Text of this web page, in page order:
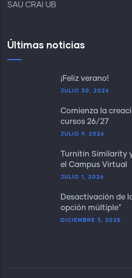
SAU CRAI UB
Últimas noticias
¡Feliz verano!
JULIO 30, 2026
Comienza la
cursos 26/27
JULIO 9, 2026
Turnitin Similarity
el Campus Virtual
JULIO 1, 2026
Desactivación de
opción múltiple"
DICIEMBRE 3, 2025